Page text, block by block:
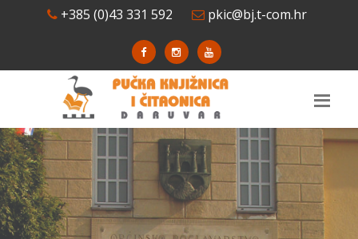
+385 (0)43 331 592 pkic@bj.t-com.hr